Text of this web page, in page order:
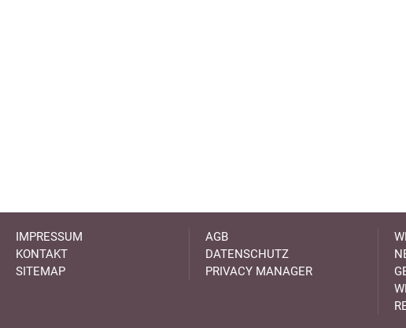
IMPRESSUM
KONTAKT
SITEMAP
AGB
DATENSCHUTZ
PRIVACY MANAGER